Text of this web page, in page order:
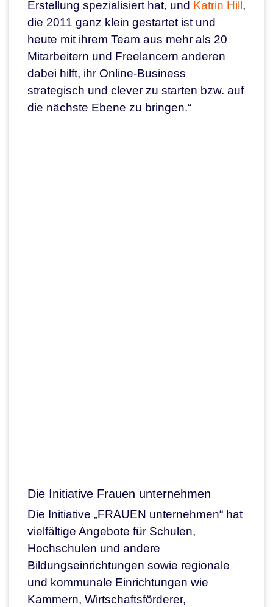
Erstellung spezialisiert hat, und Katrin Hill,
die 2011 ganz klein gestartet ist und
heute mit ihrem Team aus mehr als 20
Mitarbeitern und Freelancern anderen
dabei hilft, ihr Online-Business
strategisch und clever zu starten bzw. auf
die nächste Ebene zu bringen.“
Die Initiative Frauen unternehmen
Die Initiative „FRAUEN unternehmen“ hat
vielfältige Angebote für Schulen,
Hochschulen und andere
Bildungseinrichtungen sowie regionale
und kommunale Einrichtungen wie
Kammern, Wirtschaftsförderer,